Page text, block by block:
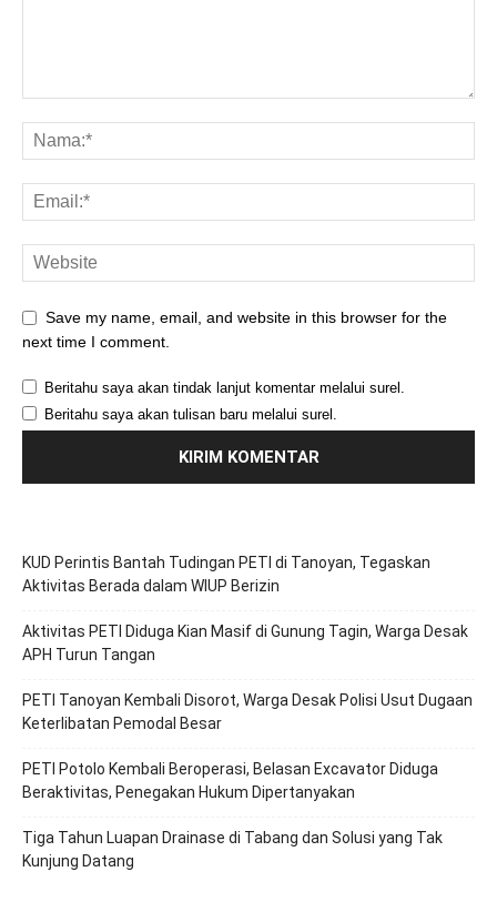
Save my name, email, and website in this browser for the
next time I comment.
Beritahu saya akan tindak lanjut komentar melalui surel.
Beritahu saya akan tulisan baru melalui surel.
KUD Perintis Bantah Tudingan PETI di Tanoyan, Tegaskan
Aktivitas Berada dalam WIUP Berizin
Aktivitas PETI Diduga Kian Masif di Gunung Tagin, Warga Desak
APH Turun Tangan
PETI Tanoyan Kembali Disorot, Warga Desak Polisi Usut Dugaan
Keterlibatan Pemodal Besar
PETI Potolo Kembali Beroperasi, Belasan Excavator Diduga
Beraktivitas, Penegakan Hukum Dipertanyakan
Tiga Tahun Luapan Drainase di Tabang dan Solusi yang Tak
Kunjung Datang